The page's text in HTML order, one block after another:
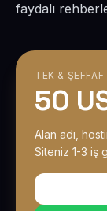
faydalı
TEK & ŞEFFAF
50
Alan adı,
Siteniz 1-3 iş